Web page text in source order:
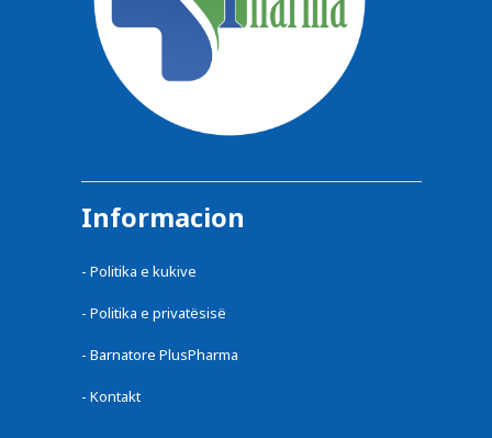
Informacion
- Politika e kukive
- Politika e privatësisë
- Barnatore PlusPharma
- Kontakt